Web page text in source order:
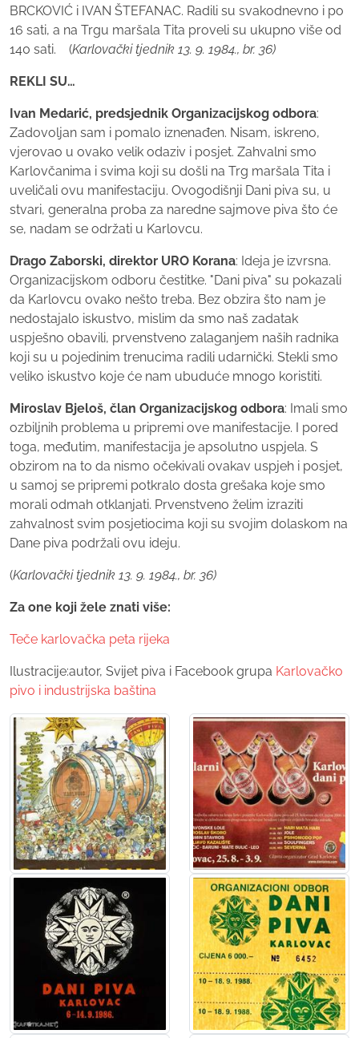
BRCKOVIĆ i IVAN ŠTEFANAC. Radili su svakodnevno i po
16 sati, a na Trgu maršala Tita proveli su ukupno više od
140 sati. (Karlovački tjednik 13. 9. 1984., br. 36)
REKLI SU…
Ivan Medarić, predsjednik Organizacijskog odbora:
Zadovoljan sam i pomalo iznenađen. Nisam, iskreno,
vjerovao u ovako velik odaziv i posjet. Zahvalni smo
Karlovčanima i svima koji su došli na Trg maršala Tita i
uveličali ovu manifestaciju. Ovogodišnji Dani piva su, u
stvari, generalna proba za naredne sajmove piva što će
se, nadam se održati u Karlovcu.
Drago Zaborski, direktor URO Korana: Ideja je izvrsna.
Organizacijskom odboru čestitke. "Dani piva" su pokazali
da Karlovcu ovako nešto treba. Bez obzira što nam je
nedostajalo iskustvo, mislim da smo naš zadatak
uspješno obavili, prvenstveno zalaganjem naših radnika
koji su u pojedinim trenucima radili udarnički. Stekli smo
veliko iskustvo koje će nam ubuduće mnogo koristiti.
Miroslav Bjeloš, član Organizacijskog odbora: Imali smo
ozbiljnih problema u pripremi ove manifestacije. I pored
toga, međutim, manifestacija je apsolutno uspjela. S
obzirom na to da nismo očekivali ovakav uspjeh i posjet,
u samoj se pripremi potkralo dosta grešaka koje smo
morali odmah otklanjati. Prvenstveno želim izraziti
zahvalnost svim posjetiocima koji su svojim dolaskom na
Dane piva podržali ovu ideju.
(Karlovački tjednik 13. 9. 1984., br. 36)
Za one koji žele znati više:
Teče karlovačka peta rijeka
Ilustracije:autor, Svijet piva i Facebook grupa Karlovačko
pivo i industrijska baština